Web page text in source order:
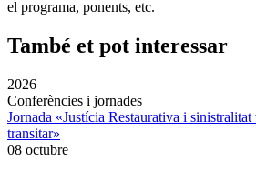
el programa, ponents, etc.
També et pot interessar
2026
Conferències i jornades
Jornada «Justícia Restaurativa i
transitar»
08 octubre